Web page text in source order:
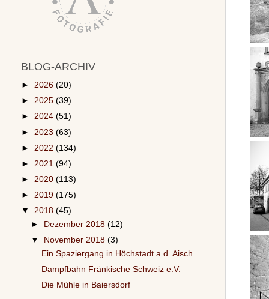
BLOG-ARCHIV
► 2026 (20)
► 2025 (39)
► 2024 (51)
► 2023 (63)
► 2022 (134)
► 2021 (94)
► 2020 (113)
► 2019 (175)
▼ 2018 (45)
►
Dezember 2018(12)
▼
November 2018(3)
Ein Spaziergang in Höchstadt a.d. Aisch
Dampfbahn Fränkische Schweiz e.V.
Die Mühle in Baiersdorf